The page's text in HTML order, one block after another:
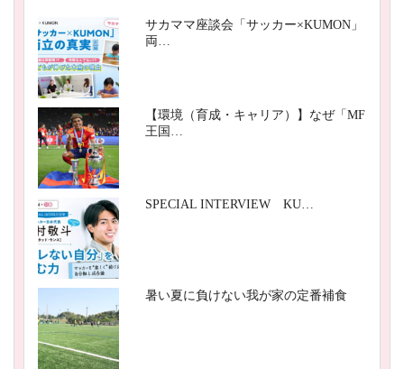
サカママ座談会「サッカー×KUMON」
両…
【環境（育成・キャリア）】なぜ「MF
王国…
SPECIAL INTERVIEW KU…
暑い夏に負けない我が家の定番補食